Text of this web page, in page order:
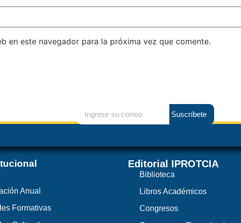
en este navegador para la próxima vez que comente.
Suscríbete
Anual
Formativas
Editorial IPROTCIA
Biblioteca
Libros Académicos
Congresos